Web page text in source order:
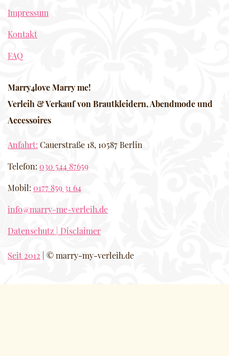
Impressum
Kontakt
FAQ
Marry4love Marry me!
Verleih & Verkauf von Brautkleidern, Abendmode und
Accessoires
Anfahrt: Cauerstraße 18, 10587 Berlin
Telefon: 030 544 87659
Mobil: 0177 859 31 64
info@marry-me-verleih.de
Datenschutz | Disclaimer
Seit 2012 | © marry-my-verleih.de